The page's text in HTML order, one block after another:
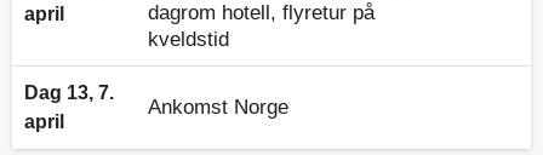
april
dagrom hotell, flyretur på
kveldstid
Dag 13, 7.
april
Ankomst Norge